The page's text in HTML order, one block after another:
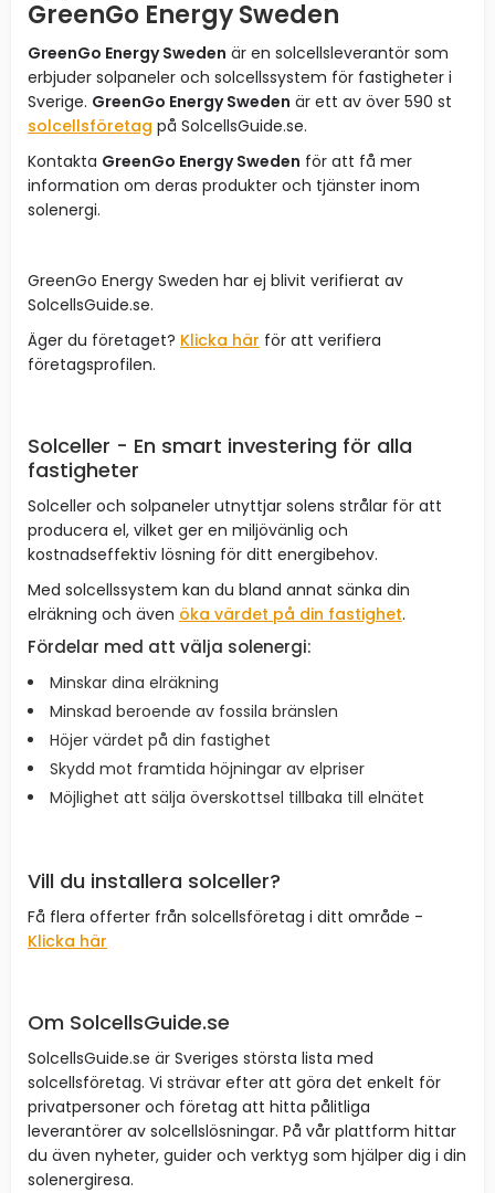
GreenGo Energy Sweden
GreenGo Energy Sweden är en solcellsleverantör som
erbjuder solpaneler och solcellssystem för fastigheter i
Sverige. GreenGo Energy Sweden är ett av över 590 st
solcellsföretag på SolcellsGuide.se.
Kontakta GreenGo Energy Sweden för att få mer
information om deras produkter och tjänster inom
solenergi.
GreenGo Energy Sweden har ej blivit verifierat av
SolcellsGuide.se.
Äger du företaget? Klicka här för att verifiera
företagsprofilen.
Solceller - En smart investering för alla
fastigheter
Solceller och solpaneler utnyttjar solens strålar för att
producera el, vilket ger en miljövänlig och
kostnadseffektiv lösning för ditt energibehov.
Med solcellssystem kan du bland annat sänka din
elräkning och även öka värdet på din fastighet.
Fördelar med att välja solenergi:
Minskar dina elräkning
Minskad beroende av fossila bränslen
Höjer värdet på din fastighet
Skydd mot framtida höjningar av elpriser
Möjlighet att sälja överskottsel tillbaka till elnätet
Vill du installera solceller?
Få flera offerter från solcellsföretag i ditt område -
Klicka här
Om SolcellsGuide.se
SolcellsGuide.se är Sveriges största lista med
solcellsföretag. Vi strävar efter att göra det enkelt för
privatpersoner och företag att hitta pålitliga
leverantörer av solcellslösningar. På vår plattform hittar
du även nyheter, guider och verktyg som hjälper dig i din
solenergiresa.